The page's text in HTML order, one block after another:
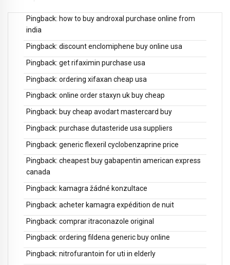
Pingback: how to buy androxal purchase online from
india
Pingback: discount enclomiphene buy online usa
Pingback: get rifaximin purchase usa
Pingback: ordering xifaxan cheap usa
Pingback: online order staxyn uk buy cheap
Pingback: buy cheap avodart mastercard buy
Pingback: purchase dutasteride usa suppliers
Pingback: generic flexeril cyclobenzaprine price
Pingback: cheapest buy gabapentin american express
canada
Pingback: kamagra žádné konzultace
Pingback: acheter kamagra expédition de nuit
Pingback: comprar itraconazole original
Pingback: ordering fildena generic buy online
Pingback: nitrofurantoin for uti in elderly